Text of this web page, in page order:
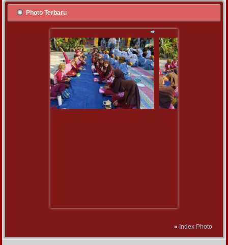
Photo Terbaru
» Index Photo